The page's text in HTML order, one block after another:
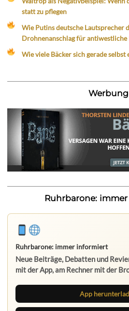
statt zu pflegen
Wie Putins deutsche Lautsprecher
Drohnenanschlag für antiwestliche
Wie viele Bäcker sich gerade
Werbung
Ruhrbarone:
Ruhrbarone: immer informiert
Neue Beiträge, Debatten und
mit der App, am Rechner mit der
App